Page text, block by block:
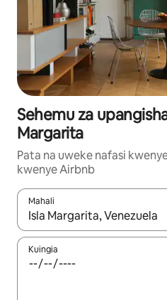
Sehemu za
Margarita
Pata na uweke nafasi
kwenye Airbnb
Mahali
Wakati matokeo
Kuingia